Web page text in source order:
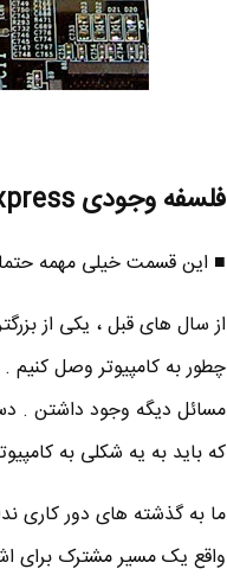
فلسفه وجودی PCI Express
■ این قسمت خیلی مهمه
از سال های قبل ، یکی از
چطور به کامپیوتر وصل کنیم
مسائل دیگه وجود داشتن .
که باید به یه شکلی به